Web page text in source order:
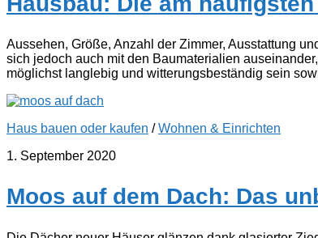
Aussehen, Größe, Anzahl der Zimmer, Ausstattung
sich jedoch auch mit den Baumaterialien
möglichst langlebig und witterungsbeständig sein
Haus bauen oder kaufen /Wohnen & Einrichten
1. September 2020
Moos auf dem Dach: Das